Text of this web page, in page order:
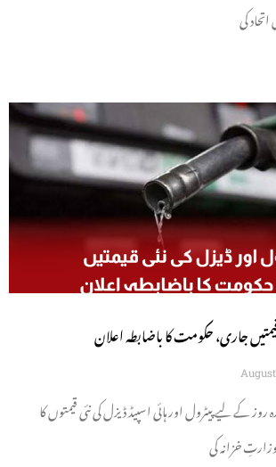
کی
جاری، حکومت کا باضابطہ اعلان
کے لیے پیٹرول اور ہائی اسپیڈ ڈیزل کی نئی قیمتوں کا
خزانہ کی